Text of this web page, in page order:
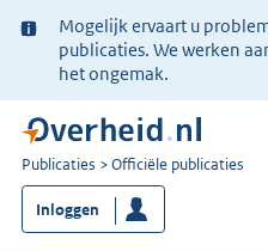
Ter
informatie:
Mogelijk ervaart u
publicaties. We werken
het ongemak.
U
bent
nu
hier:
Publicaties Officiële publicaties
Inloggen